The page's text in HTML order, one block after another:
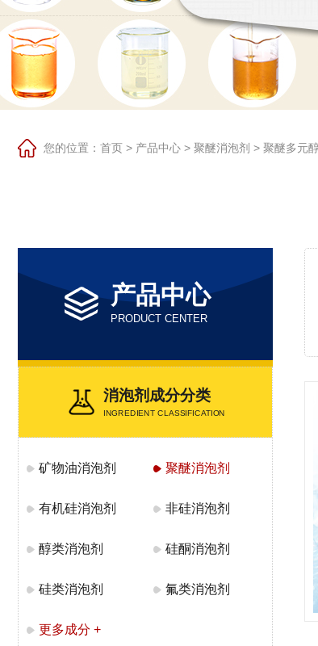
您的位置： 首页 > 产品中心 > 聚醚消泡剂 > 聚醚多元
产品中心
PRODUCT CENTER
消泡剂成分分类
INGREDIENT CLASSIFICATION
矿物油消泡剂 聚醚消泡剂
有机硅消泡剂 非硅消泡剂
醇类消泡剂 硅酮消泡剂
硅类消泡剂 氟类消泡剂
更多成分 +